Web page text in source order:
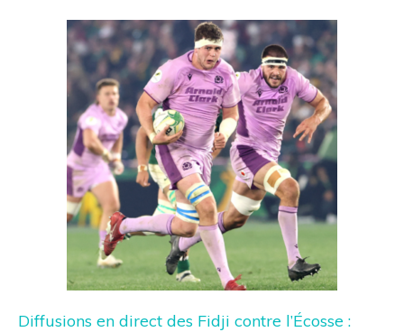
Diffusions en direct des Fidji contre l’Écosse :